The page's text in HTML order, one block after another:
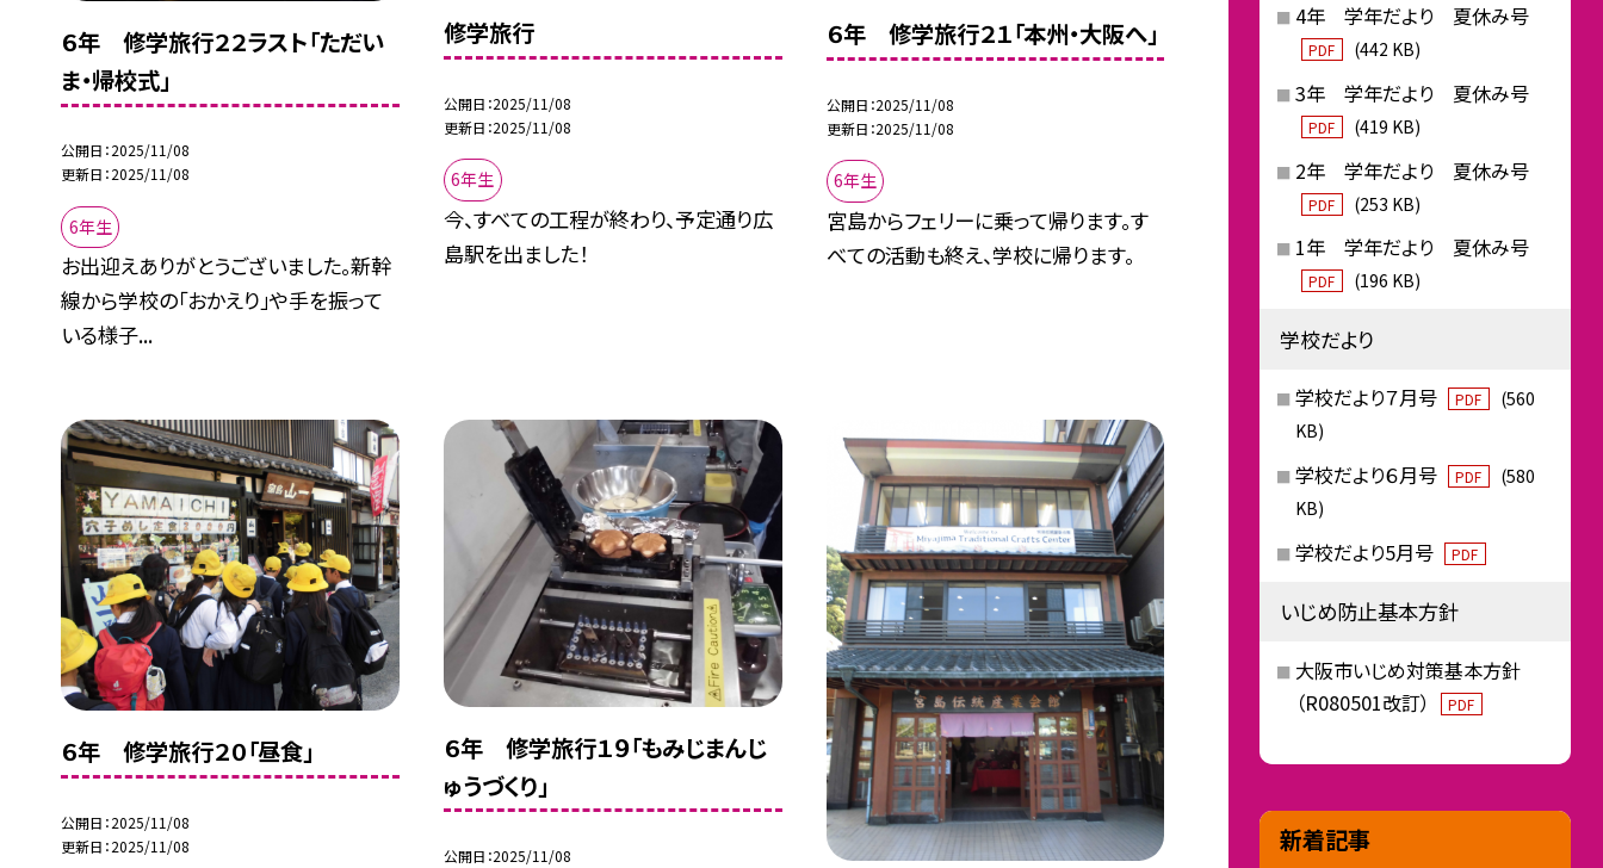
６年 修学旅行２２ラスト「ただい
ま・帰校式」
公開日 2025/11/08
更新日 2025/11/08
6年生
お出迎えありがとうございました。新幹
線から学校の「おかえり」や手を振って
いる様子...
修学旅行
公開日 2025/11/08
更新日 2025/11/08
6年生
今、すべての工程が終わり、予定通り広
島駅を出ました！
６年 修学旅行２１「本州・大阪へ」
公開日 2025/11/08
更新日 2025/11/08
6年生
宮島からフェリーに乗って帰ります。す
べての活動も終え、学校に帰ります。
６年 修学旅行２０「昼食」
公開日 2025/11/08
更新日 2025/11/08
６年 修学旅行１９「もみじまんじ
ゅうづくり」
公開日 2025/11/08
4年 学年だより 夏休み号
PDF (442 KB)
3年 学年だより 夏休み号
PDF (419 KB)
2年 学年だより 夏休み号
PDF (253 KB)
1年 学年だより 夏休み号
PDF (196 KB)
学校だより
学校だより７月号 PDF
(560
KB)
学校だより６月号 PDF
(580
KB)
学校だより5月号 PDF
いじめ防止基本方針
大阪市いじめ対策基本方針
（R080501改訂）
PDF
新着記事